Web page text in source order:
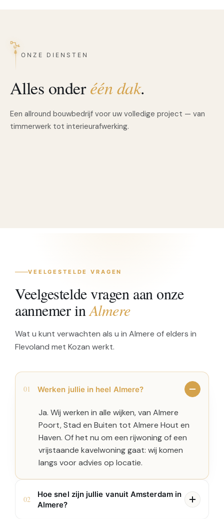
ONZE DIENSTEN
Alles onderéén dak.
Een allround bouwbedrijf voor uw volledige project — van
timmerwerk tot interieurafwerking.
Timmerwerk
Loodgieterswerk
Tegelwerk
VEELGESTELDE VRAGEN
Veelgestelde vragen aan onze
aannemer inAlmere
Wat u kunt verwachten als u in Almere of elders in
Flevoland met Kozan werkt.
01 Werken jullie in heel Almere?
Ja. Wij werken in alle wijken, van Almere
Poort, Stad en Buiten tot Almere Hout en
Haven. Of het nu om een rijwoning of een
vrijstaande kavelwoning gaat: wij komen
langs voor advies op locatie.
02
Hoe snel zijn jullie vanuit Amsterdam in
Almere?